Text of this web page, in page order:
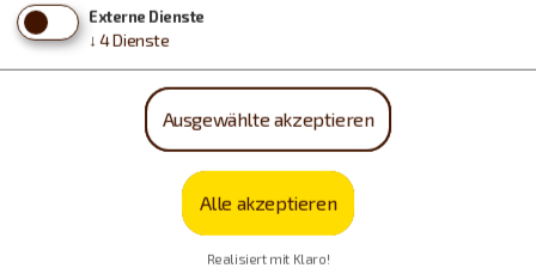
Externe Dienste
↓ 4Dienste
Ausgewählte akzeptieren
Alle akzeptieren
Realisiert mit Klaro!